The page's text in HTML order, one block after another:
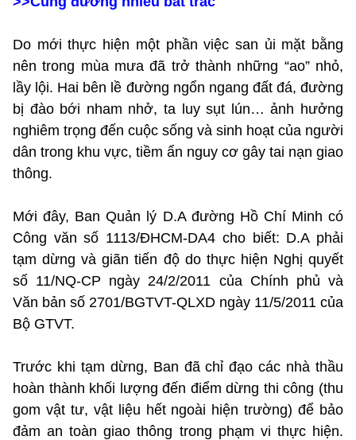
Do mới thực hiện một phần việc san ủi mặt bằng
nên trong mùa mưa đã trở thành những “ao” nhỏ,
lầy lội. Hai bên lề đường ngổn ngang đất đá, đường
bị đào bới nham nhở, ta luy sụt lún… ảnh hưởng
nghiêm trọng đến cuộc sống và sinh hoạt của người
dân trong khu vực, tiềm ẩn nguy cơ gây tai nạn giao
thông.
Mới đây, Ban Quản lý D.A đường Hồ Chí Minh có
Công văn số 1113/ĐHCM-DA4 cho biết: D.A phải
tạm dừng và giãn tiến độ do thực hiện Nghị quyết
số 11/NQ-CP ngày 24/2/2011 của Chính phủ và
Văn bản số 2701/BGTVT-QLXD ngày 11/5/2011 của
Bộ GTVT.
Trước khi tạm dừng, Ban đã chỉ đạo các nhà thầu
hoàn thành khối lượng đến điểm dừng thi công (thu
gom vật tư, vật liệu hết ngoài hiện trường) để bảo
đảm an toàn giao thông trong phạm vi thực hiện.